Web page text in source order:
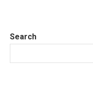
Search